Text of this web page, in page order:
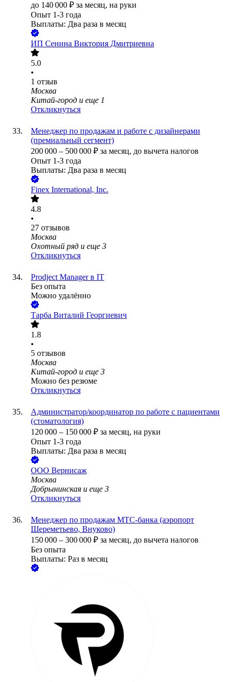
до 140 000 ₽ за месяц, на руки
Опыт 1-3 года
Выплаты: Два раза в месяц
ИП Сенина Виктория Дмитриевна
5.0
•
1 отзыв
Москва
Китай-город и еще 1
Откликнуться
Менеджер по продажам и работе с дизайнерами
(премиальный сегмент)
200 000 – 500 000 ₽ за месяц, до вычета налогов
Опыт 1-3 года
Выплаты: Два раза в месяц
Finex International, Inc.
4.8
•
27 отзывов
Москва
Охотный ряд и еще 3
Откликнуться
Prodject Manager в IT
Без опыта
Можно удалённо
Тарба Виталий Георгиевич
1.8
•
5 отзывов
Москва
Китай-город и еще 3
Можно без резюме
Откликнуться
Администратор/координатор по работе с пациентами
(стоматология)
120 000 – 150 000 ₽ за месяц, на руки
Опыт 1-3 года
Выплаты: Два раза в месяц
ООО Вернисаж
Москва
Добрынинская и еще 3
Откликнуться
Менеджер по продажам МТС-банка (аэропорт
Шереметьево, Внуково)
150 000 – 300 000 ₽ за месяц, до вычета налогов
Без опыта
Выплаты: Раз в месяц